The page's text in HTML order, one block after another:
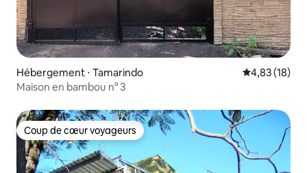
Hébergement ⋅ Tamarindo Évaluation
4,83 (18)
Maison en bambou n° 3
Coup de cœur voyageurs
Coup de cœur voyageurs